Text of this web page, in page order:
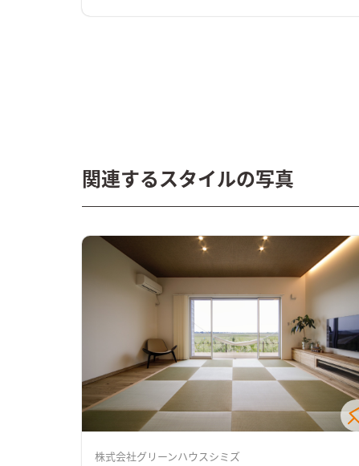
関連するスタイルの写真
株式会社グリーンハウスシミズ